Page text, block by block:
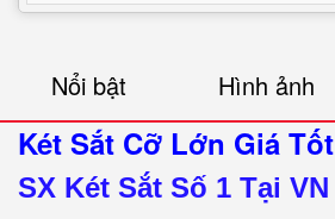
Nổi bật Hình ảnh
Két Sắt Cỡ Lớn Giá Tốt
SX Két Sắt Số 1 Tại VN